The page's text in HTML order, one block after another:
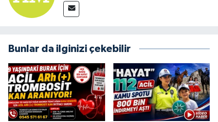
Bunlar da ilginizi çekebilir